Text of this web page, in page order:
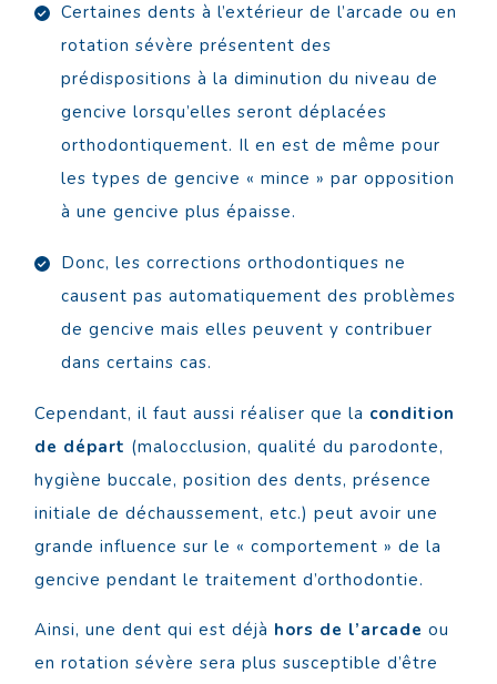
Certaines dents à l’extérieur de l’arcade ou en
rotation sévère présentent des
prédispositions à la diminution du niveau de
gencive lorsqu’elles seront déplacées
orthodontiquement. Il en est de même pour
les types de gencive « mince » par opposition
à une gencive plus épaisse.
Donc, les corrections orthodontiques ne
causent pas automatiquement des problèmes
de gencive mais elles peuvent y contribuer
dans certains cas.
Cependant, il faut aussi réaliser que la condition
de départ (malocclusion, qualité du parodonte,
hygiène buccale, position des dents, présence
initiale de déchaussement, etc.) peut avoir une
grande influence sur le « comportement » de la
gencive pendant le traitement d’orthodontie.
Ainsi, une dent qui est déjà hors de l’arcade ou
en rotation sévère sera plus susceptible d’être